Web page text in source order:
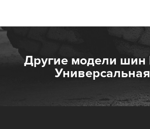
Другие модели шин